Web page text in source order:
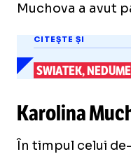
Muchova a avut
CITEȘTE ȘI
SWIATEK,
Karolina
În timpul celui